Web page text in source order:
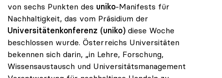
von sechs Punkten des uniko-Manifests für
Nachhaltigkeit, das vom Präsidium der
Universitätenkonferenz (uniko) diese Woche
beschlossen wurde. Österreichs Universitäten
bekennen sich darin, „in Lehre, Forschung,
Wissensaustausch und Universitätsmanagement